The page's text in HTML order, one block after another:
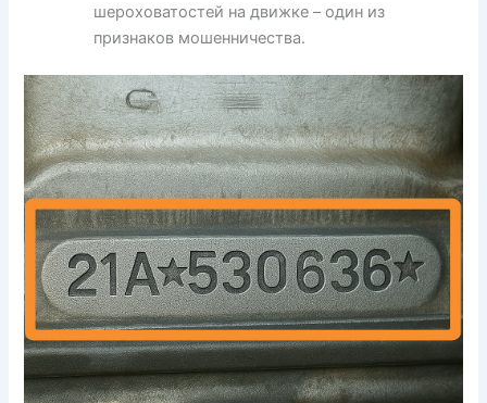
шероховатостей на движке – один из
признаков мошенничества.